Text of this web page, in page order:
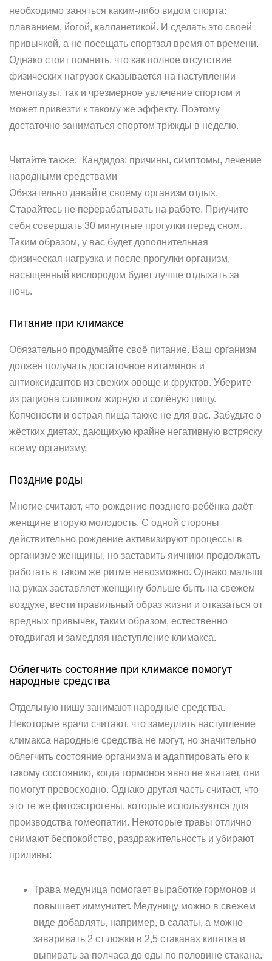
необходимо заняться каким-либо видом спорта:
плаванием, йогой, калланетикой. И сделать это своей
привычкой, а не посещать спортзал время от времени.
Однако стоит помнить, что как полное отсутствие
физических нагрузок сказывается на наступлении
менопаузы, так и чрезмерное увлечение спортом и
может привезти к такому же эффекту. Поэтому
достаточно заниматься спортом трижды в неделю.
Читайте также: Кандидоз: причины, симптомы, лечение
народными средствами
Обязательно давайте своему организм отдых.
Старайтесь не перерабатывать на работе. Приучите
себя совершать 30 минутные прогулки перед сном.
Таким образом, у вас будет дополнительная
физическая нагрузка и после прогулки организм,
насыщенный кислородом будет лучше отдыхать за
ночь.
Питание при климаксе
Обязательно продумайте своё питание. Ваш организм
должен получать достаточное витаминов и
антиоксидантов из свежих овоще и фруктов. Уберите
из рациона слишком жирную и солёную пищу.
Копчености и острая пища также не для вас. Забудьте о
жёстких диетах, дающихую крайне негативную встряску
всему организму.
Поздние роды
Многие считают, что рождение позднего ребёнка даёт
женщине вторую молодость. С одной стороны
действительно рождение активизируют процессы в
организме женщины, но заставить яичники продолжать
работать в таком же ритме невозможно. Однако малыш
на руках заставляет женщину больше быть на свежем
воздухе, вести правильный образ жизни и отказаться от
вредных привычек, таким образом, естественно
отодвигая и замедляя наступление климакса.
Облегчить состояние при климаксе помогут
народные средства
Отдельную нишу занимают народные средства.
Некоторые врачи считают, что замедлить наступление
климакса народные средства не могут, но значительно
облегчить состояние организма и адаптировать его к
такому состоянию, когда гормонов явно не хватает, они
помогут превосходно. Однако другая часть считает, что
это те же фитоэстрогены, которые используются для
производства гомеопатии. Некоторые травы отлично
снимают беспокойство, раздражительность и убирают
приливы:
Трава медуница помогает выработке гормонов и
повышает иммунитет. Медуницу можно в свежем
виде добавлять, например, в салаты, а можно
заваривать 2 ст ложки в 2,5 стаканах кипятка и
выпивать за полчаса до еды по половине стакана.